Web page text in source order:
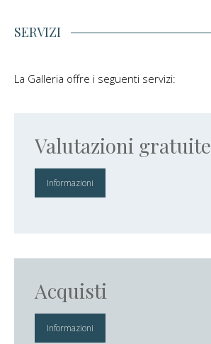
SERVIZI
La Galleria offre i seguenti servizi:
Valutazioni gratuite
Informazioni
Acquisti
Informazioni